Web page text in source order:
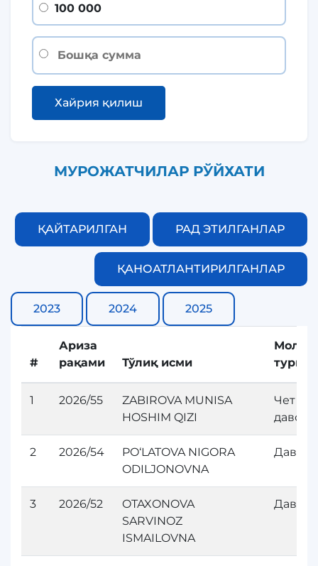
100 000
Хайрия қилиш
МУРОЖАТЧИЛАР РЎЙХАТИ
ҚАЙТАРИЛГАН РАД ЭТИЛГАНЛАР
ҚАНОАТЛАНТИРИЛГАНЛАР
2023 2024 2025
#
Ариза
рақами
Тўлиқ исми
тури
1 2026/55
ZABIROVA MUNISA
HOSHIM QIZI
Чет
2 2026/54
PO‘LATOVA NIGORA
ODILJONOVNA
3 2026/52
OTAXONOVA
SARVINOZ
ISMAILOVNA